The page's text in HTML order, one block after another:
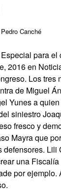
Pedro Canché
para
2016 en
Los
de Miguel
Yunes a
siniestro
fresco y
Mayra que
una
por